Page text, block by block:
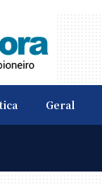
Geral